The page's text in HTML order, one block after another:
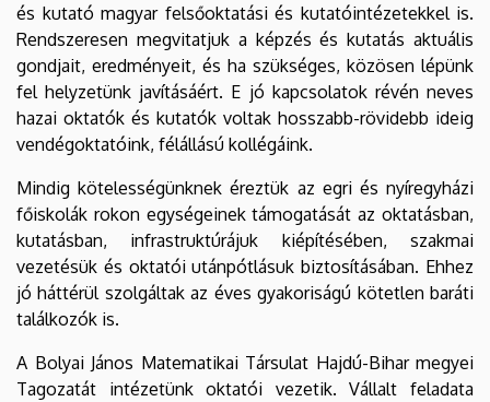
és kutató magyar felsőoktatási és kutatóintézetekkel is.
Rendszeresen megvitatjuk a képzés és kutatás aktuális
gondjait, eredményeit, és ha szükséges, közösen lépünk
fel helyzetünk javításáért. E jó kapcsolatok révén neves
hazai oktatók és kutatók voltak hosszabb-rövidebb ideig
vendégoktatóink, félállású kollégáink.
Mindig kötelességünknek éreztük az egri és nyíregyházi
főiskolák rokon egységeinek támogatását az oktatásban,
kutatásban, infrastruktúrájuk kiépítésében, szakmai
vezetésük és oktatói utánpótlásuk biztosításában. Ehhez
jó háttérül szolgáltak az éves gyakoriságú kötetlen baráti
találkozók is.
A Bolyai János Matematikai Társulat Hajdú-Bihar megyei
Tagozatát intézetünk oktatói vezetik. Vállalt feladata